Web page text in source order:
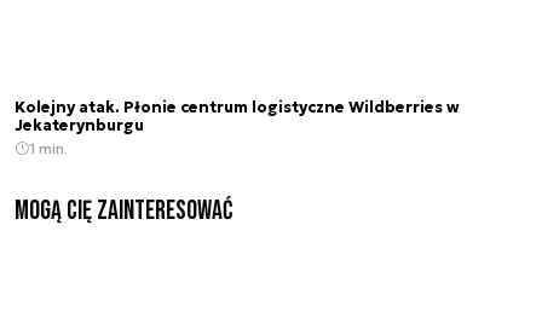
Kolejny atak. Płonie centrum logistyczne Wildberries w
Jekaterynburgu
1 min.
Mogą Cię zainteresować